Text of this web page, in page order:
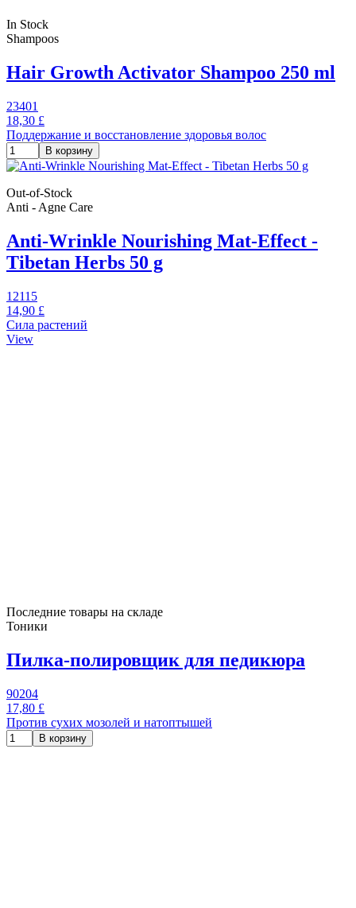
In Stock
Shampoos
Hair Growth Activator Shampoo 250 ml
23401
18,30 £
Поддержание и восстановление здоровья волос
В корзину
Out-of-Stock
Anti - Agne Care
Anti-Wrinkle Nourishing Mat-Effect -
Tibetan Herbs 50 g
12115
14,90 £
Сила растений
View
Последние товары на складе
Тоники
Пилка-полировщик для педикюра
90204
17,80 £
Против сухих мозолей и натоптышей
В корзину